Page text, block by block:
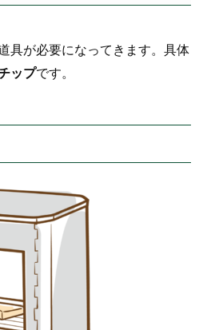
具が必要になってきます。具体
ップです。